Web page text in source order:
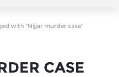
with "Nijjar murder case"
CASE